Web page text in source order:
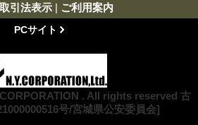
引法表示 | ご利用案内
PCサイト
. All rights reserved 古
号/宮城県公安委員会]